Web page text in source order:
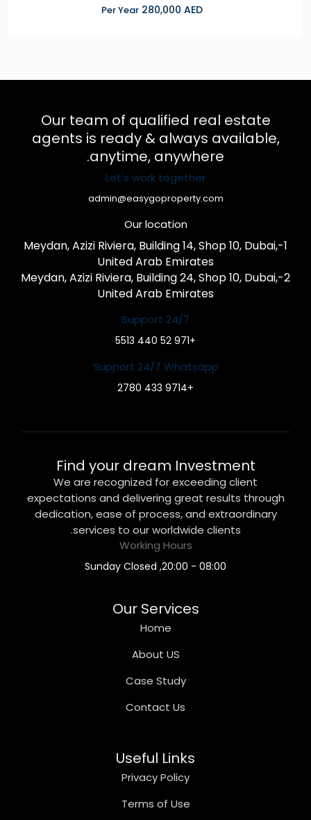
Per Year 280,000 AED
Our team of qualified real estate
agents is ready & always available,
anytime, anywhere.
Let's work together
admin@easygoproperty.com
Our location
1-Meydan, Azizi Riviera, Building 14, Shop 10, Dubai,
United Arab Emirates
2-Meydan, Azizi Riviera, Building 24, Shop 10, Dubai,
United Arab Emirates
Support 24/7
+971 52 440 5513
Support 24/7 Whatsapp
+9714 433 2780
Find your dream Investment
We are recognized for exceeding client
expectations and delivering great results through
dedication, ease of process, and extraordinary
services to our worldwide clients.
Working Hours
08:00 - 20:00, Sunday Closed
Our Services
Home
About US
Case Study
Contact Us
Useful Links
Privacy Policy
Terms of Use